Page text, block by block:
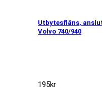
Utbytesfläns,
Volvo 740/940
195kr